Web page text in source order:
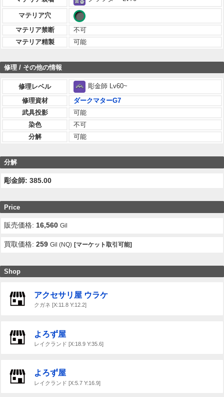
マテリア穴
マテリア禁断
不可
マテリア精製
可能
修理 / その他の情報
修理レベル
彫金師 Lv60~
修理資材
ダークマターG7
武具投影
可能
染色
不可
分解
可能
分解
彫金師: 385.00
Price
販売価格: 16,560 Gil
買取価格:259 Gil (NQ) [マーケット取引可能]
Shop
アクセサリ屋 ウラケ
クガネ [X:11.8 Y:12.2]
よろず屋
レイクランド [X:18.9 Y:35.6]
よろず屋
レイクランド [X:5.7 Y:16.9]